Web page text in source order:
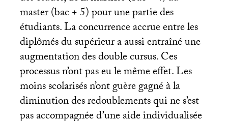
master (bac + 5) pour une partie des
étudiants. La concurrence accrue entre les
diplômés du supérieur a aussi entraîné une
augmentation des double cursus. Ces
processus n’ont pas eu le même effet. Les
moins scolarisés n’ont guère gagné à la
diminution des redoublements qui ne s’est
pas accompagnée d’une aide individualisée